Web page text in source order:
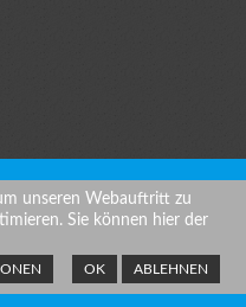
/
version
unseren Webauftritt zu
Sie können hier der
OK ABLEHNEN